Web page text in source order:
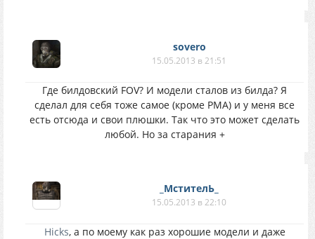
sovero
15.05.2013 в 21:51
Где билдовский FOV? И модели сталов из билда? Я
сделал для себя тоже самое (кроме РМА) и у меня все
есть отсюда и свои плюшки. Так что это может сделать
любой. Но за старания +
_МстителЬ_
15.05.2013 в 22:10
Hicks, а по моему как раз хорошие модели и даже